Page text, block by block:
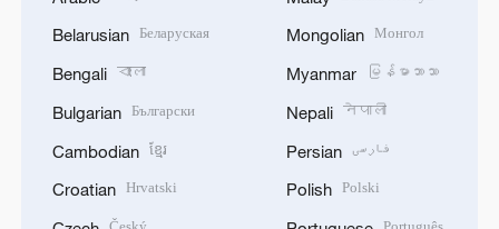
Belarusian Беларуская
Bengali বাংলা
Bulgarian Български
Cambodian ខ្មែរ
Croatian Hrvatski
Mongolian Монгол
Myanmar မြန်မာဘာသာ
Nepali नेपाली
Persian فارسی
Polish Polski